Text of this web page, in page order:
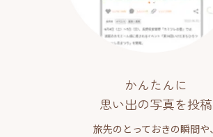
かんたんに
思い出の写真を投稿
旅先のとっておきの瞬間や、